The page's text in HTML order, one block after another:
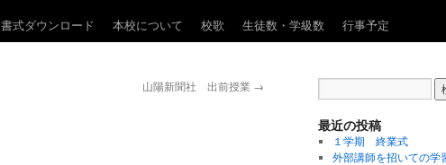
書式ダウンロード 本校について 校歌 生徒数・学級数 行事予定
山陽新聞社 出前授業 →
最近の投稿
１学期 終業式
外部講師を招いての学